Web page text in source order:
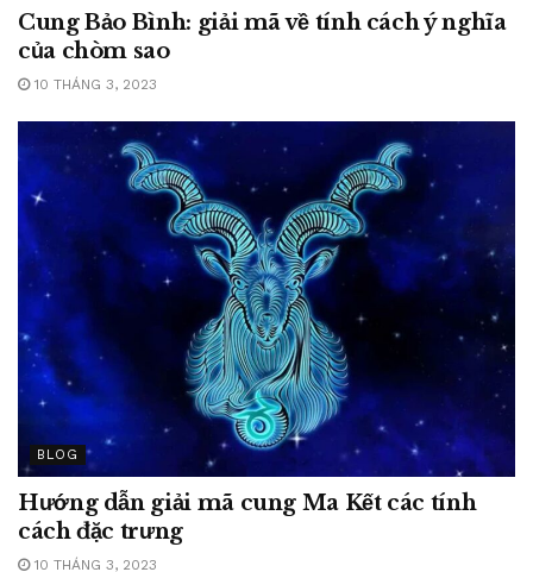
Cung Bảo Bình: giải mã về tính cách ý nghĩa
của chòm sao
10 THÁNG 3, 2023
BLOG
Hướng dẫn giải mã cung Ma Kết các tính
cách đặc trưng
10 THÁNG 3, 2023